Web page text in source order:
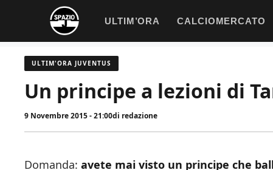
contenuto
ULTIM’ORA CALCIOMERCATO
ULTIM'ORA JUVENTUS
Un principe a lezioni di
9 Novembre 2015 - 21:00di redazione
Domanda: avete mai visto un principe che